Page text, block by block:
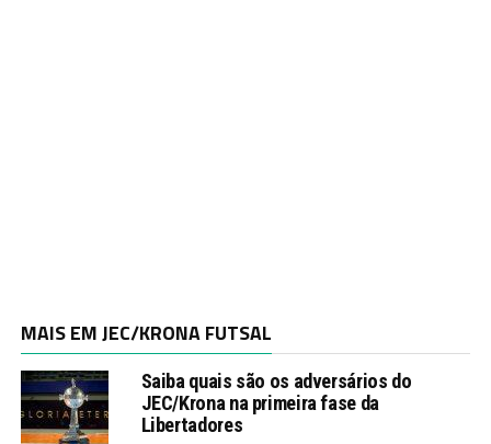
MAIS EM JEC/KRONA FUTSAL
Saiba quais são os adversários do
JEC/Krona na primeira fase da
Libertadores